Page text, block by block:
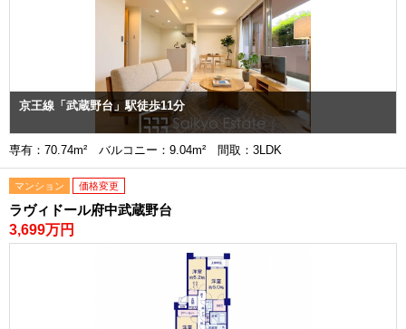
京王線「武蔵野台」駅徒歩11分
専有：70.74m² バルコニー：9.04m² 間取：3LDK
マンション 価格変更
ラヴィドール府中武蔵野台
3,699万円